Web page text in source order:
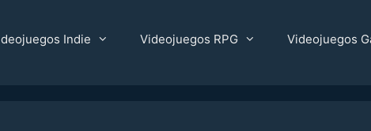
Indie Videojuegos RPG Videojuegos